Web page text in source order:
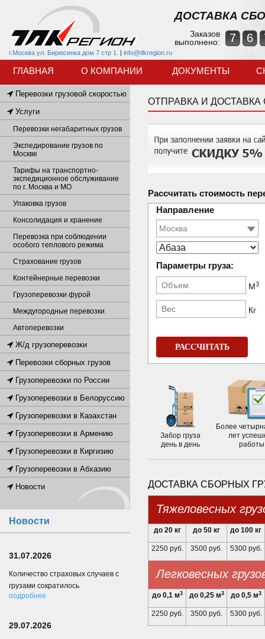
г.Москва ул. Бирюсинка дом 7 стр 1. | info@tlkregion.ru
ДОСТАВКА
Заказов
выполнено:
7 6
ГЛАВНАЯ О КОМПАНИИ ДОКУМЕНТЫ
ОТПРАВКА И
Рассчитать стоимость
Направление
Параметры груза:
М3
Кг
РАССЧИТАТЬ
Забор груза
день в день
Более
лет
работы
ДОСТАВКА СБОРНЫХ
Тяжеловесных
до 20 кг до 50 кг до 100 кг
2250 руб. 3500 руб. 5300 руб.
Легковесных
до 0,1 м3 до 0,25 м3 до 0,5 м3
2250 руб. 3500 руб. 5300 руб.
Перевозки грузовой скоростью
Услуги
Перевозки негабаритных грузов
Экспедирование грузов по
Москве
Тарифы на транспортно-
экспедиционное обслуживание
по г. Москва и МО
Упаковка грузов
Консолидация и хранение
Перевозка при соблюдении
особого теплового режима
Страхование грузов
Контейнерные перевозки
Грузоперевозки фурой
Междугородные перевозки
Автоперевозки
Ж/д грузоперевозки
Перевозки сборных грузов
Грузоперевозки по России
Грузоперевозки в Белоруссию
Грузоперевозки в Казахстан
Грузоперевозки в Армению
Грузоперевозки в Киргизию
Грузоперевозки в Абхазию
Новости
Новости
31.07.2026
Количество страховых случаев с
грузами сократилось
подробнее
29.07.2026